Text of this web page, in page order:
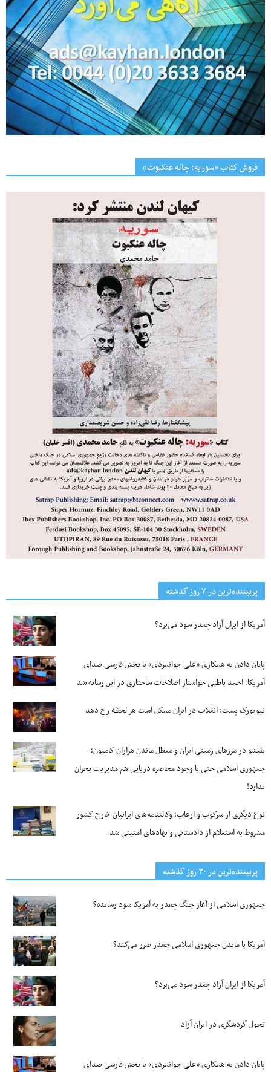
فروش کتاب «سوریه: چاله عنکبوت»
پربیننده‌ترین‌ در ۷ روز گذشته
آمریکا از ایران آزاد چقدر سود می‌برد؟
پایان دادن به همکاری «علی جوانمردی» با بخش فارسی صدای
آمریکا؛ احمد باطبی خواستار اصلاحات ساختاری در این رسانه شد
نیویورک پست: انقلاب در ایران ممکن است هر لحظه رخ دهد
بلبشو در مرزهای زمینی ایران و معطل ماندن هزاران کامیون؛
جمهوری اسلامی حتی با وجود محاصره دریایی هم مدیریت بحران
ندارد!
نوع دیگری از سرکوب و ارعاب؛ وکالتنامه‌های ایرانیان خارج کشور
مشروط به استعلام از دادستانی و نهادهای امنیتی شد
پربیننده‌ترین‌ در ۳۰ روز گذشته
جمهوری اسلامی از آغاز جنگ چقدر به آمریکا سود رسانده؟
آمریکا با ماندن جمهوری اسلامی چقدر ضرر می‌کند؟
آمریکا از ایران آزاد چقدر سود می‌برد؟
تحول گردشگری در ایران آزاد
پایان دادن به همکاری «علی جوانمردی» با بخش فارسی صدای